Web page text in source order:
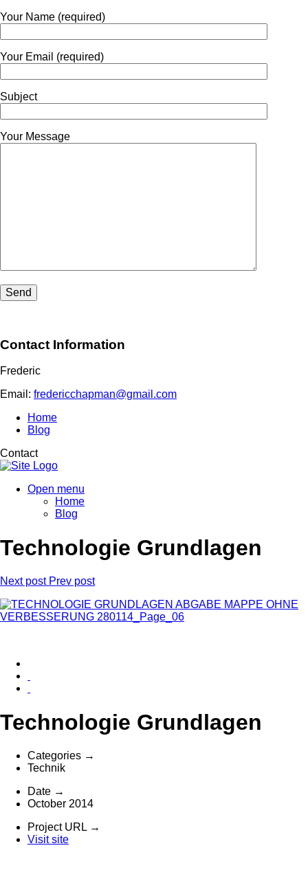
Your Name (required)
Your Email (required)
Subject
Your Message
Contact Information
Frederic
Email: fredericchapman@gmail.com
Home
Blog
Contact
Open menu
Home
Blog
Technologie Grundlagen
Next post Prev post
Technologie Grundlagen
Categories →
Technik
Date →
October 2014
Project URL →
Visit site